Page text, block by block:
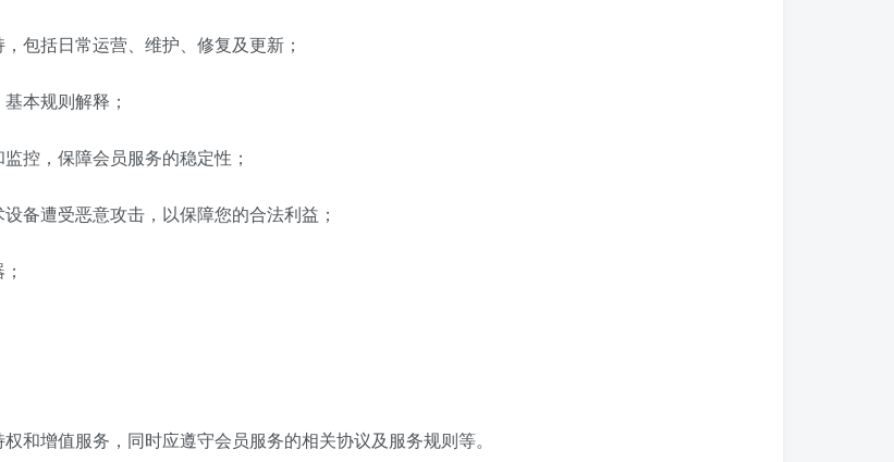
包括日常运营、维护、修复及更新；
本规则解释；
控，保障会员服务的稳定性；
备遭受恶意攻击，以保障您的合法利益；
和增值服务，同时应遵守会员服务的相关协议及服务规则等。